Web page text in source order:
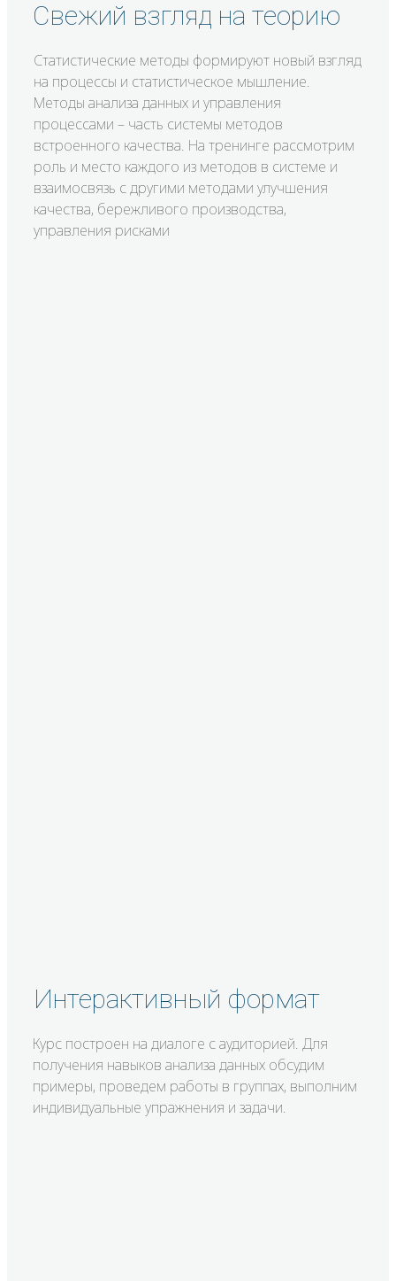
Свежий взгляд на теорию
Статистические методы формируют новый взгляд
на процессы и статистическое мышление.
Методы анализа данных и управления
процессами – часть системы методов
встроенного качества. На тренинге рассмотрим
роль и место каждого из методов в системе и
взаимосвязь с другими методами улучшения
качества, бережливого производства,
управления рисками
Интерактивный формат
Курс построен на диалоге с аудиторией. Для
получения навыков анализа данных обсудим
примеры, проведем работы в группах, выполним
индивидуальные упражнения и задачи.